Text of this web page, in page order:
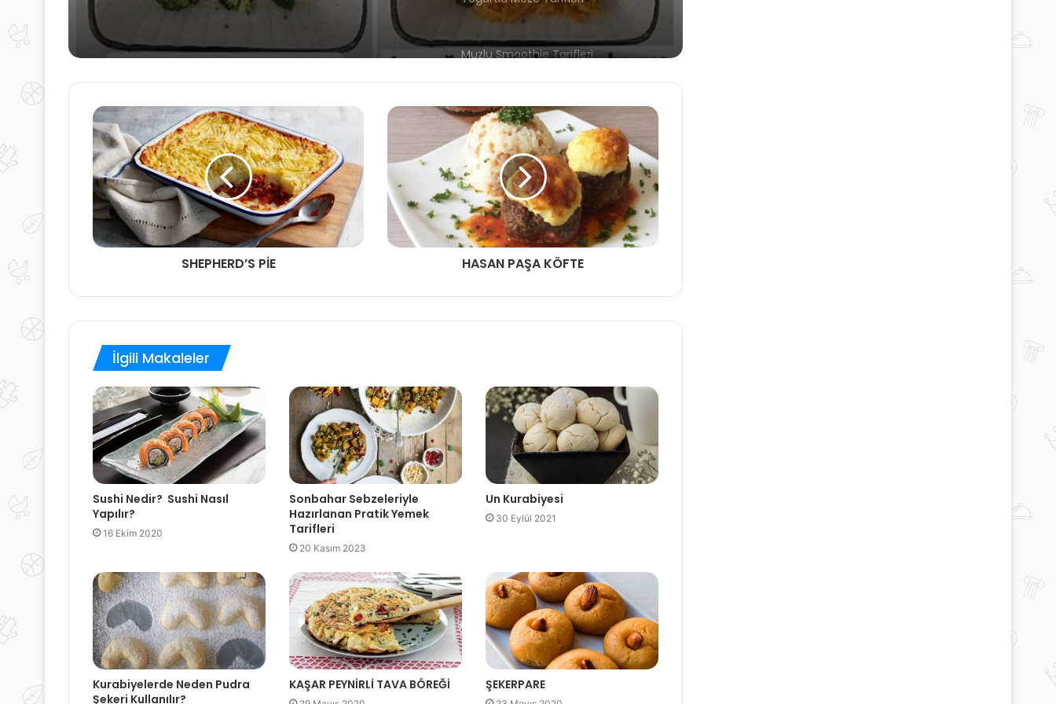
Beslenme
Kaşar Peynirli Makarna Tarifleri
Yoğurt Tüketmenin Faydaları
Kış Mevsiminde Lezzetli Balık
Yemekleri Nasıl Yapılır?
Yoğurtlu Tariflerle Sağlıklı Beslenme
Yoğurtlu Kek Tarifleri
Kaşar Peynirinin Besin Değerleri
SHEPHERD’S PİE HASAN PAŞA KÖFTE
İlgili Makaleler
Sushi Nedir? Sushi Nasıl
Yapılır?
16 Ekim 2020
Sonbahar Sebzeleriyle
Hazırlanan Pratik Yemek
Tarifleri
20 Kasım 2023
Un Kurabiyesi
30 Eylül 2021
Kurabiyelerde Neden Pudra
Şekeri Kullanılır?
KAŞAR PEYNİRLİ TAVA BÖREĞİ ŞEKERPARE